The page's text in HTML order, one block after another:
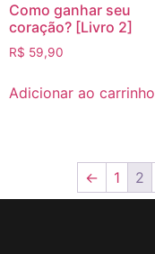
Como ganhar seu
coração? [Livro 2]
R$ 59,90
Adicionar ao carrinho
← 1 2